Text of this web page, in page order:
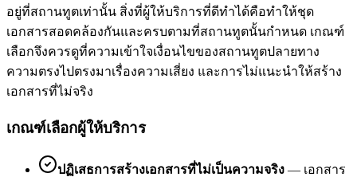
อยู่ที่สถานทูตเท่านั้น สิ่งที่ผู้ให้บริการที่ดีทำได้คือทำให้ชุด
เอกสารสอดคล้องกันและครบตามที่สถานทูตนั้นกำหนด เกณฑ์
เลือกจึงควรดูที่ความเข้าใจเงื่อนไขของสถานทูตปลายทาง
ความตรงไปตรงมาเรื่องความเสี่ยง และการไม่แนะนำให้สร้าง
เอกสารที่ไม่จริง
เกณฑ์เลือกผู้ให้บริการ
ปฏิเสธการสร้างเอกสารที่ไม่เป็นความจริง — เอกสาร